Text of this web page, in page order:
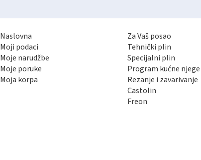
Naslovna
Moji podaci
Moje narudžbe
Moje poruke
Moja korpa
Za Vaš posao
Tehnički plin
Specijalni plin
Program kućne njege
Rezanje i zavarivanje
Castolin
Freon